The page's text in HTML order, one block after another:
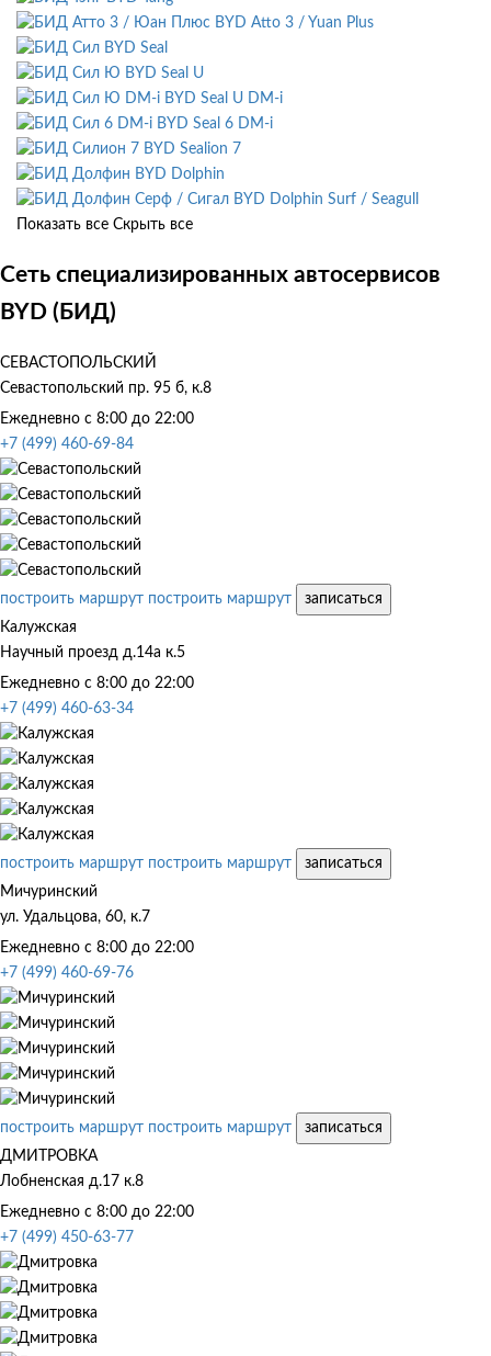
BYD Atto 3 / Yuan Plus
BYD Seal
BYD Seal U
BYD Seal U DM-i
BYD Seal 6 DM-i
BYD Sealion 7
BYD Dolphin
BYD Dolphin Surf / Seagull
Показать все Скрыть все
Сеть специализированных автосервисов
BYD (БИД)
СЕВАСТОПОЛЬСКИЙ
Севастопольский пр. 95 б, к.8
Ежедневно с 8:00 до 22:00
+7 (499) 460-69-84
построить маршрут построить маршрут
записаться
Калужская
Научный проезд д.14а к.5
Ежедневно с 8:00 до 22:00
+7 (499) 460-63-34
построить маршрут построить маршрут
записаться
Мичуринский
ул. Удальцова, 60, к.7
Ежедневно с 8:00 до 22:00
+7 (499) 460-69-76
построить маршрут построить маршрут
записаться
ДМИТРОВКА
Лобненская д.17 к.8
Ежедневно с 8:00 до 22:00
+7 (499) 450-63-77